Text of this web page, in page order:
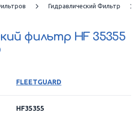
Гидравлический Фильтр
фильтр HF 35355
FLEETGUARD
HF35355